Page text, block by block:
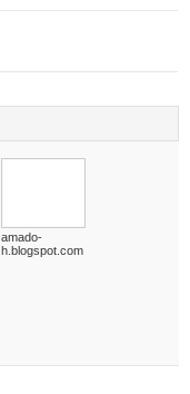
amado-
h.blogspot.com